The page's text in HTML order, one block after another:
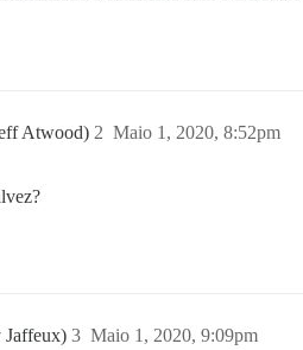
Atwood) Maio 1, 2020, 8:52pm
2
Jaffeux) Maio 1, 2020, 9:09pm
3